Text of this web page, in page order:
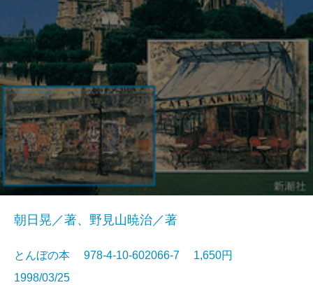
朝日晃／著、野見山暁治／著
とんぼの本 978-4-10-602066-7 1,650円
1998/03/25